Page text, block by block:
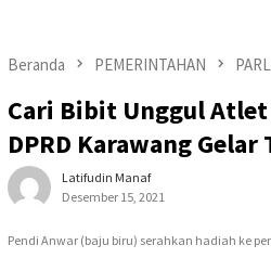
Beranda PEMERINTAHAN
Cari Bibit Unggul
DPRD Karawang
Latifudin Manaf
Desember 15, 2021
Pendi Anwar (baju biru) serahkan hadiah ke